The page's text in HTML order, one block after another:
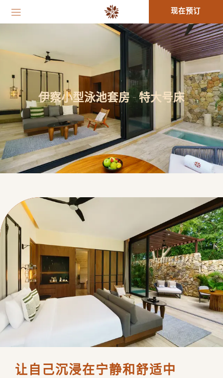
现在预订
伊察小型泳池套房 - 特大号床
让自己沉浸在宁静和舒适中